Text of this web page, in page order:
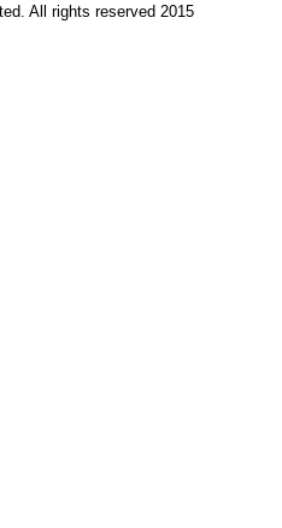
All rights reserved 2015